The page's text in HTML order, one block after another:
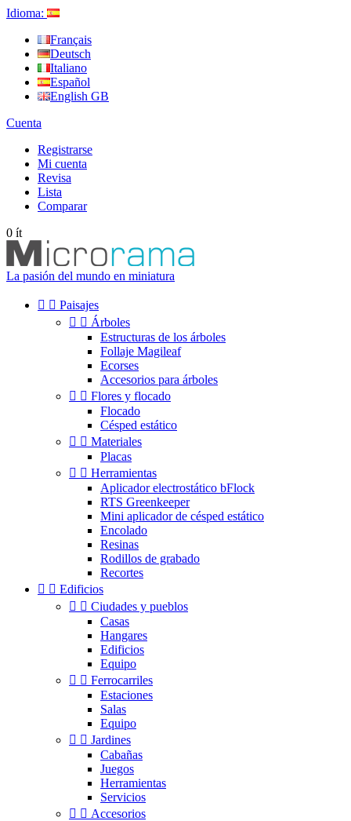
Idioma:
Français
Deutsch
Italiano
Español
English GB
Cuenta
Registrarse
Mi cuenta
Revisa
Lista
Comparar
0 ít
La pasión del mundo en miniatura
  Paisajes
  Árboles
Estructuras de los árboles
Follaje Magileaf
Ecorses
Accesorios para árboles
  Flores y flocado
Flocado
Césped estático
  Materiales
Placas
  Herramientas
Aplicador electrostático bFlock
RTS Greenkeeper
Mini aplicador de césped estático
Encolado
Resinas
Rodillos de grabado
Recortes
  Edificios
  Ciudades y pueblos
Casas
Hangares
Edificios
Equipo
  Ferrocarriles
Estaciones
Salas
Equipo
  Jardines
Cabañas
Juegos
Herramientas
Servicios
  Accesorios